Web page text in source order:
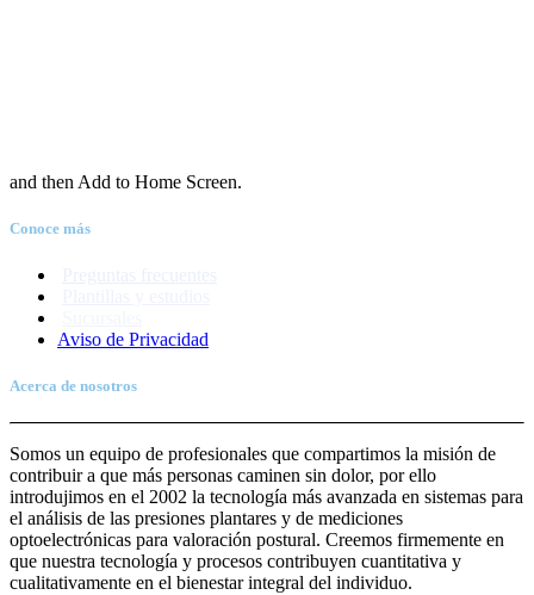
and then Add to Home Screen.
Conoce más
Aviso de Privacidad
Acerca de nosotros
Somos un equipo de profesionales que compartimos la misión de
contribuir a que más personas caminen sin dolor, por ello
introdujimos en el 2002 la tecnología más avanzada en sistemas para
el análisis de las presiones plantares y de mediciones
optoelectrónicas para valoración postural. Creemos firmemente en
que nuestra tecnología y procesos contribuyen cuantitativa y
cualitativamente en el bienestar integral del individuo.